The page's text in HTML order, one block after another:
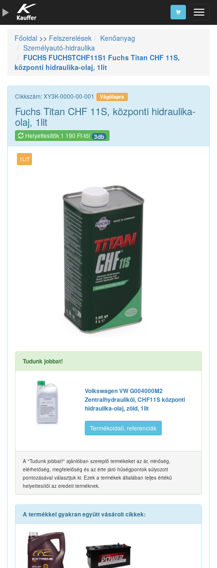
Szerszámkatalógus
Kosár
Főoldal >> Felszerelések
Kenőanyag
Személyautó-hidraulika
FUCHS FUCHSTCHF11S1 Fuchs Titan CHF 11S,
központi hidraulika-olaj, 1lit
Cikkszám: XY3K-0000-00-001 Vágólapra
Fuchs Titan CHF 11S, központi hidraulika-
olaj, 1lit
Helyettesítők 1 190 Ft-tól 3db
1LIT
Tudunk jobbat!
Volkswagen VW G004000M2
Zentralhydrauliköl, CHF11S központi
hidraulika-olaj, zöld, 1lit
Termékoldall, referenciák
A "Tudunk jobbat!" ajánlóban szereplő termékeket az ár, minőség,
elérhetőség, megfelelőség és az érte járó hűségpontok súlyozott
pontozásával választjuk ki. Ezek a termékek általában teljes értékű
helyettesítői az eredeti terméknek.
A termékkel gyakran együtt vásárolt cikkek: